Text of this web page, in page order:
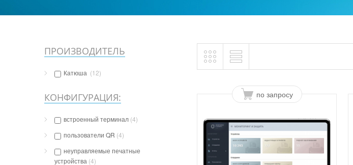
ПРОИЗВОДИТЕЛЬ
Катюша (12)
КОНФИГУРАЦИЯ:
встроенный терминал (4)
пользователи QR (4)
неуправляемые печатные
устройства (4)
по запросу